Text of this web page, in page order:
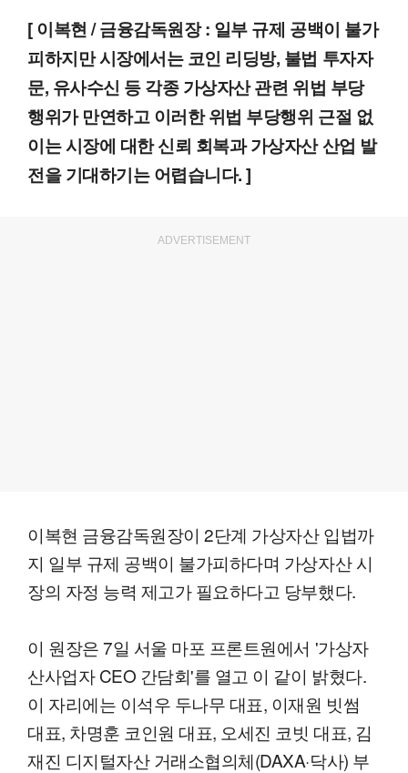
[ 이복현 / 금융감독원장 : 일부 규제 공백이 불가
피하지만 시장에서는 코인 리딩방, 불법 투자자
문, 유사수신 등 각종 가상자산 관련 위법 부당
행위가 만연하고 이러한 위법 부당행위 근절 없
이는 시장에 대한 신뢰 회복과 가상자산 산업 발
전을 기대하기는 어렵습니다. ]
ADVERTISEMENT
이복현 금융감독원장이 2단계 가상자산 입법까
지 일부 규제 공백이 불가피하다며 가상자산 시
장의 자정 능력 제고가 필요하다고 당부했다.
이 원장은 7일 서울 마포 프론트원에서 '가상자
산사업자 CEO 간담회'를 열고 이 같이 밝혔다.
이 자리에는 이석우 두나무 대표, 이재원 빗썸
대표, 차명훈 코인원 대표, 오세진 코빗 대표, 김
재진 디지털자산 거래소협의체(DAXA·닥사) 부